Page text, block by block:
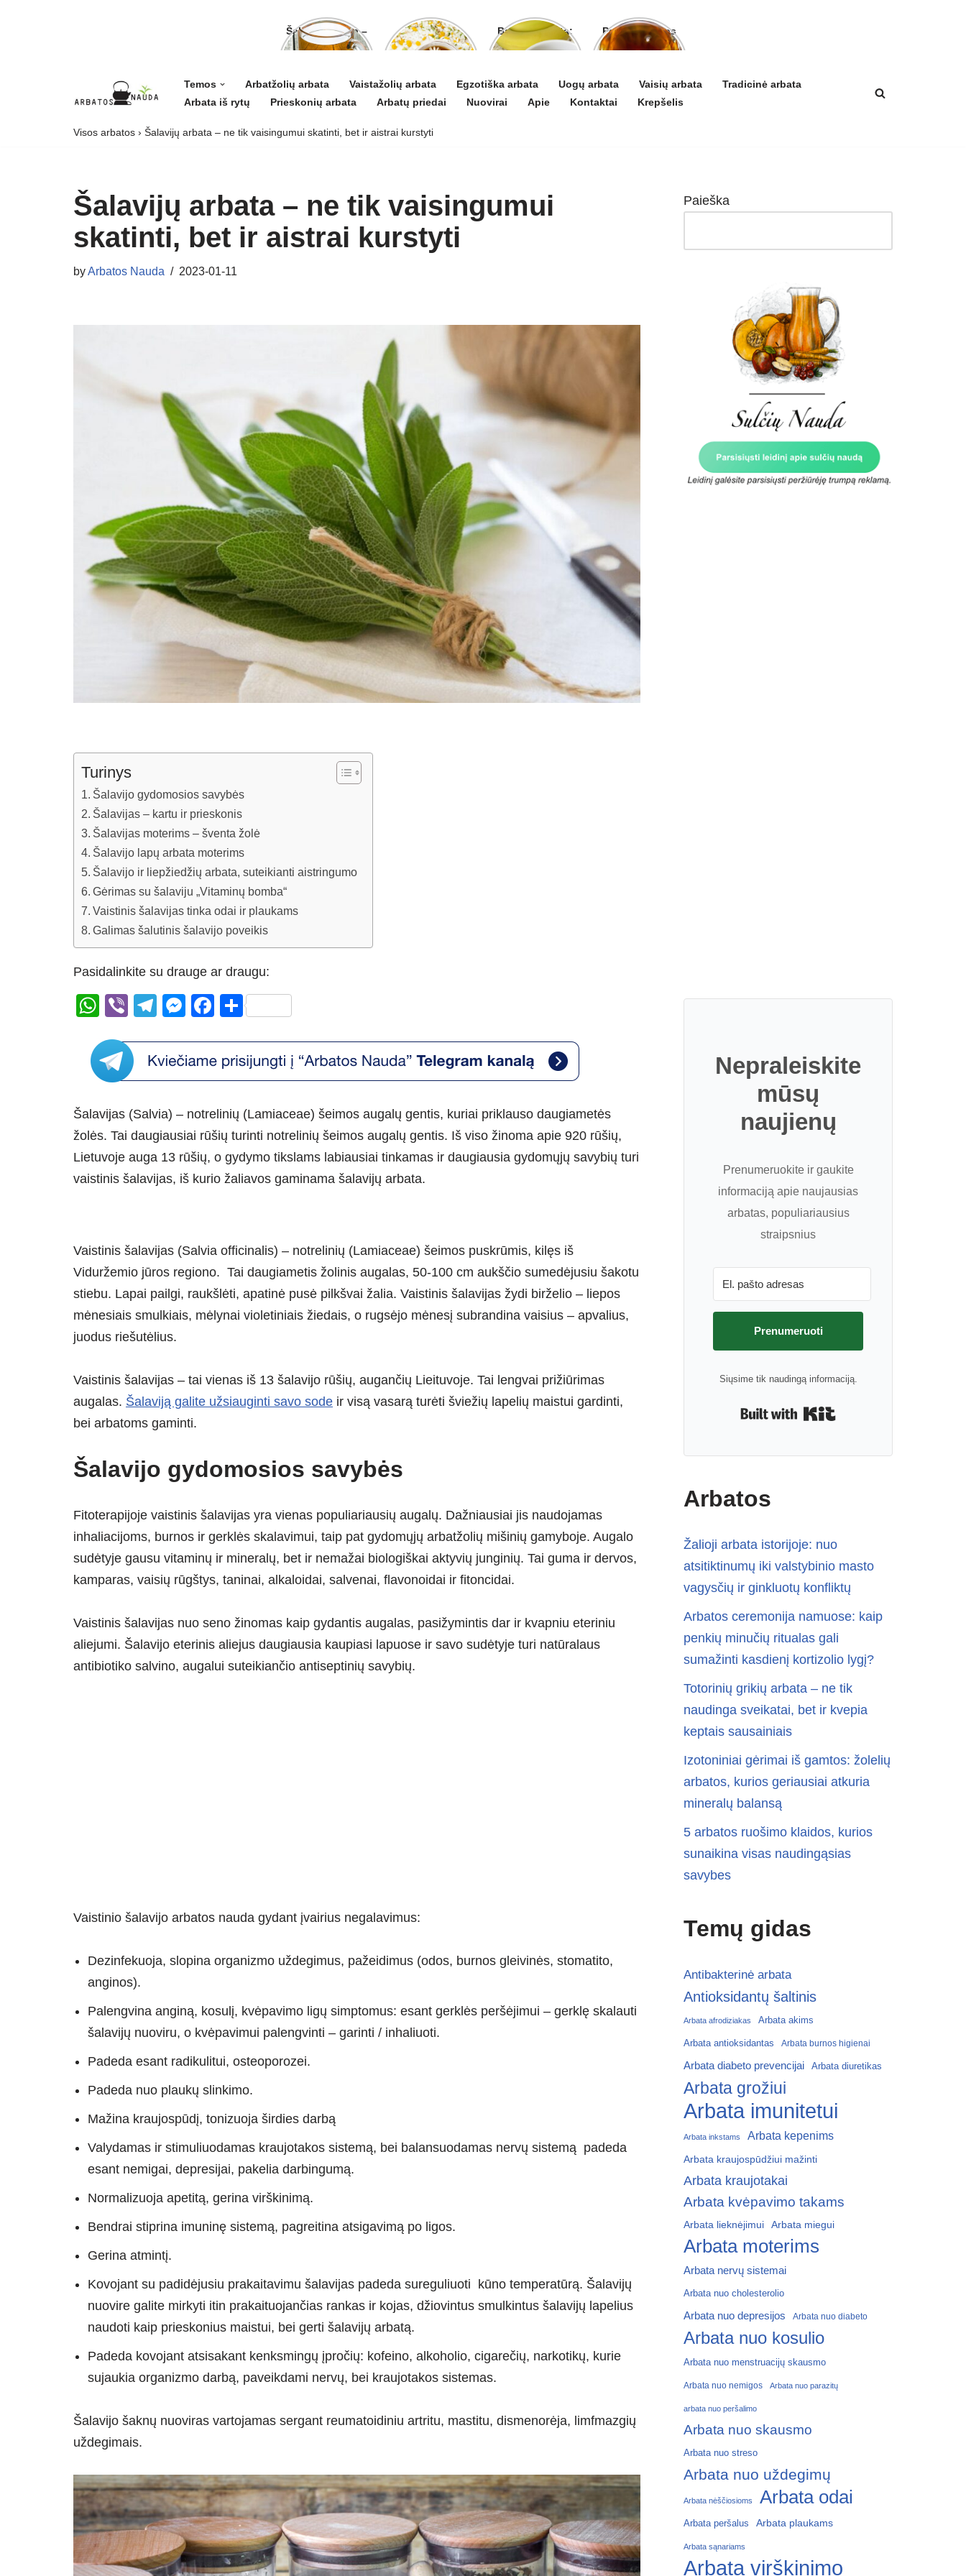
Šalavijo arbata –
ligoms gydyti ir
Ramunėlių
arbata pagelbės
Bananų arbata:
kuo ji naudinga
Pelyno arbatos
nauda ir
Temos Arbatžolių arbata Vaistažolių arbata Egzotiška arbata Uogų arbata Vaisių arbata
Tradicinė arbata
Arbata iš rytų
Prieskonių arbata Arbatų priedai Nuovirai Apie Kontaktai Krepšelis
Visos arbatos › Šalavijų arbata – ne tik vaisingumui skatinti, bet ir aistrai kurstyti
Šalavijų arbata – ne tik vaisingumui
skatinti, bet ir aistrai kurstyti
byArbatos Nauda 2023-01-11
Turinys
Šalavijo gydomosios savybės
Šalavijas – kartu ir prieskonis
Šalavijas moterims – šventa žolė
Šalavijo lapų arbata moterims
Šalavijo ir liepžiedžių arbata, suteikianti aistringumo
Gėrimas su šalaviju „Vitaminų bomba“
Vaistinis šalavijas tinka odai ir plaukams
Galimas šalutinis šalavijo poveikis
Pasidalinkite su drauge ar draugu:
W
at
s
p
p
Vi
er
T
e
gr
m
M
ss
e
g
er
F
c
e
o
o
k
S
ar
e
Šalavijas (Salvia) – notrelinių (Lamiaceae) šeimos augalų gentis, kuriai priklauso daugiametės
žolės. Tai daugiausiai rūšių turinti notrelinių šeimos augalų gentis. Iš viso žinoma apie 920 rūšių,
Lietuvoje auga 13 rūšių, o gydymo tikslams labiausiai tinkamas ir daugiausia gydomųjų savybių turi
vaistinis šalavijas, iš kurio žaliavos gaminama šalavijų arbata.
Vaistinis šalavijas (Salvia officinalis) – notrelinių (Lamiaceae) šeimos puskrūmis, kilęs iš
Viduržemio jūros regiono. Tai daugiametis žolinis augalas, 50-100 cm aukščio sumedėjusiu šakotu
stiebu. Lapai pailgi, raukšlėti, apatinė pusė pilkšvai žalia. Vaistinis šalavijas žydi birželio – liepos
mėnesiais smulkiais, mėlynai violetiniais žiedais, o rugsėjo mėnesį subrandina vaisius – apvalius,
juodus riešutėlius.
Vaistinis šalavijas – tai vienas iš 13 šalavijo rūšių, augančių Lieituvoje. Tai lengvai prižiūrimas
augalas. Šalaviją galite užsiauginti savo sode ir visą vasarą turėti šviežių lapelių maistui gardinti,
bei arbatoms gaminti.
Šalavijo gydomosios savybės
Fitoterapijoje vaistinis šalavijas yra vienas populiariausių augalų. Dažniausiai jis naudojamas
inhaliacijoms, burnos ir gerklės skalavimui, taip pat gydomųjų arbatžolių mišinių gamyboje. Augalo
sudėtyje gausu vitaminų ir mineralų, bet ir nemažai biologiškai aktyvių junginių. Tai guma ir dervos,
kamparas, vaisių rūgštys, taninai, alkaloidai, salvenai, flavonoidai ir fitoncidai.
Vaistinis šalavijas nuo seno žinomas kaip gydantis augalas, pasižymintis dar ir kvapniu eteriniu
aliejumi. Šalavijo eterinis aliejus daugiausia kaupiasi lapuose ir savo sudėtyje turi natūralaus
antibiotiko salvino, augalui suteikiančio antiseptinių savybių.
Vaistinio šalavijo arbatos nauda gydant įvairius negalavimus:
Dezinfekuoja, slopina organizmo uždegimus, pažeidimus (odos, burnos gleivinės, stomatito,
anginos).
Palengvina anginą, kosulį, kvėpavimo ligų simptomus: esant gerklės peršėjimui – gerklę skalauti
šalavijų nuoviru, o kvėpavimui palengvinti – garinti / inhaliuoti.
Padeda esant radikulitui, osteoporozei.
Padeda nuo plaukų slinkimo.
Mažina kraujospūdį, tonizuoja širdies darbą
Valydamas ir stimuliuodamas kraujotakos sistemą, bei balansuodamas nervų sistemą padeda
esant nemigai, depresijai, pakelia darbingumą.
Normalizuoja apetitą, gerina virškinimą.
Bendrai stiprina imuninę sistemą, pagreitina atsigavimą po ligos.
Gerina atmintį.
Kovojant su padidėjusiu prakaitavimu šalavijas padeda sureguliuoti kūno temperatūrą. Šalavijų
nuovire galite mirkyti itin prakaituojančias rankas ir kojas, džiovintus smulkintus šalavijų lapelius
naudoti kaip prieskonius maistui, bei gerti šalavijų arbatą.
Padeda kovojant atsisakant kenksmingų įpročių: kofeino, alkoholio, cigarečių, narkotikų, kurie
sujaukia organizmo darbą, paveikdami nervų, bei kraujotakos sistemas.
Šalavijo šaknų nuoviras vartojamas sergant reumatoidiniu artritu, mastitu, dismenorėja, limfmazgių
uždegimais.
Paieška
Nepraleiskite
mūsų
naujienų
Prenumeruokite ir gaukite
informaciją apie naujausias
arbatas, populiariausius
straipsnius
Prenumeruoti
Siųsime tik naudingą informaciją.
Arbatos
Žalioji arbata istorijoje: nuo
atsitiktinumų iki valstybinio masto
vagysčių ir ginkluotų konfliktų
Arbatos ceremonija namuose: kaip
penkių minučių ritualas gali
sumažinti kasdienį kortizolio lygį?
Totorinių grikių arbata – ne tik
naudinga sveikatai, bet ir kvepia
keptais sausainiais
Izotoniniai gėrimai iš gamtos: žolelių
arbatos, kurios geriausiai atkuria
mineralų balansą
5 arbatos ruošimo klaidos, kurios
sunaikina visas naudingąsias
savybes
Temų gidas
Antibakterinė arbata
Antioksidantų šaltinis
Arbata afrodiziakas Arbata akims
Arbata antioksidantas Arbata burnos higienai
Arbata diabeto prevencijai Arbata diuretikas
Arbata grožiui
Arbata imunitetui
Arbata inkstams Arbata kepenims
Arbata kraujospūdžiui mažinti
Arbata kraujotakai
Arbata kvėpavimo takams
Arbata lieknėjimui Arbata miegui
Arbata moterims
Arbata nervų sistemai
Arbata nuo cholesterolio
Arbata nuo depresijos Arbata nuo diabeto
Arbata nuo kosulio
Arbata nuo menstruacijų skausmo
Arbata nuo nemigos Arbata nuo parazitų
arbata nuo peršalimo
Arbata nuo skausmo
Arbata nuo streso
Arbata nuo uždegimų
Arbata nėščiosioms Arbata odai
Arbata peršalus Arbata plaukams
Arbata sąnariams
Arbata virškinimo